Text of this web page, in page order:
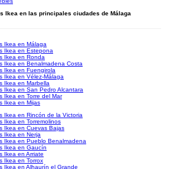
Ikea en las principales ciudades de Málaga
Ikea en Málaga
Ikea en Estepona
Ikea en Ronda
Ikea en Benalmadena Costa
Ikea en Fuengirola
Ikea en Vélez-Málaga
Ikea en Marbella
Ikea en San Pedro Alcantara
Ikea en Torre del Mar
Ikea en Mijas
Ikea en Rincón de la Victoria
Ikea en Torremolinos
Ikea en Cuevas Bajas
Ikea en Nerja
Ikea en Pueblo Benalmadena
Ikea en Gaucín
Ikea en Arriate
Ikea en Torrox
Ikea en Alhaurín el Grande